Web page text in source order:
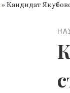
»Кандидат